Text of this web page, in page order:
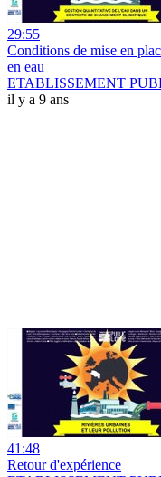
29:55
Conditions de mise en
en eau
ETABLISSEMENT
il y a 9 ans
41:48
Retour d'expérience